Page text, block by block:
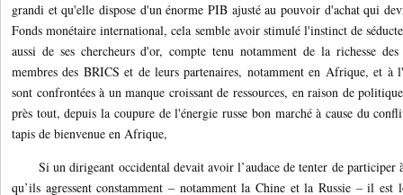
grandi et qu'elle dispose d'un énorme PIB ajusté au pouvoir d'achat qui
Fonds monétaire international, cela semble avoir stimulé l'instinct de
aussi de ses chercheurs d'or, compte tenu notamment de la richesse des
membres des BRICS et de leurs partenaires, notamment en Afrique, et à
sont confrontées à un manque croissant de ressources, en raison de
près tout, depuis la coupure de l'énergie russe bon marché à cause du
tapis de bienvenue en Afrique,
Si un dirigeant occidental devait avoir l’audace de tenter de participer
qu’ils agressent constamment – ​​notamment la Chine et la Russie – il